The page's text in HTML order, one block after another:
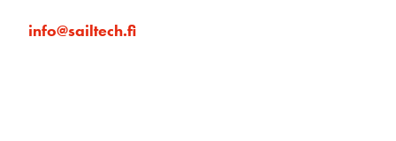
info@sailtech.fi